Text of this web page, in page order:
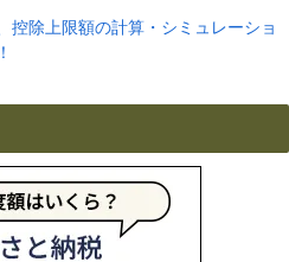
控除上限額の計算・シミュレーショ